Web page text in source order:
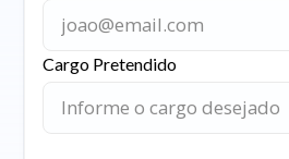
Cargo Pretendido